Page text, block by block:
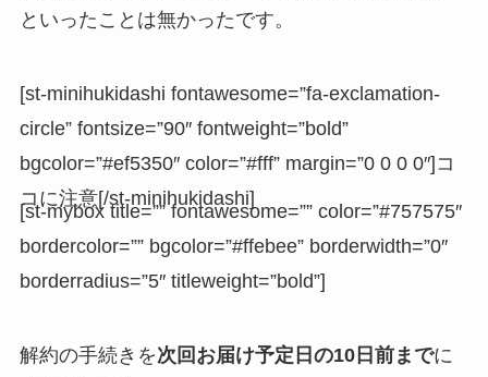
といったことは無かったです。
[st-minihukidashi fontawesome=”fa-exclamation-
circle” fontsize=”90″ fontweight=”bold”
bgcolor=”#ef5350″ color=”#fff” margin=”0 0 0 0″]コ
コに注意[/st-minihukidashi]
[st-mybox title=”” fontawesome=”” color=”#757575″
bordercolor=”” bgcolor=”#ffebee” borderwidth=”0″
borderradius=”5″ titleweight=”bold”]
解約の手続きを次回お届け予定日の10日前までに